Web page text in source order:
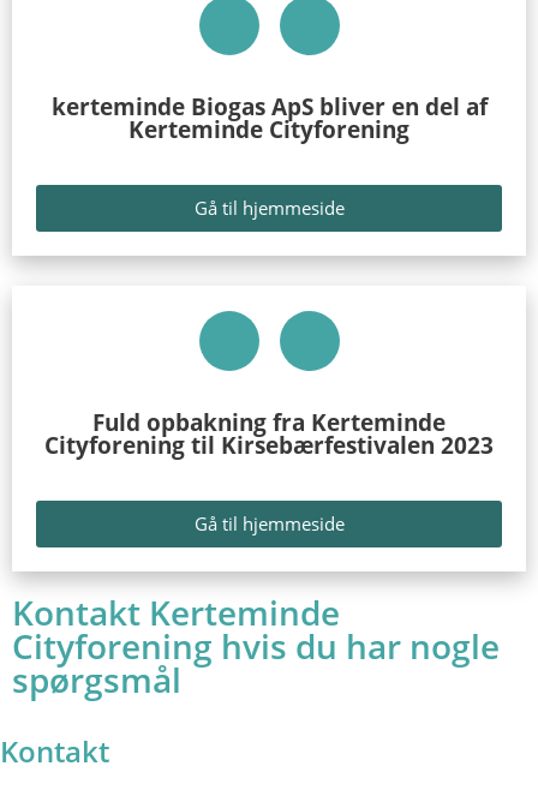
kerteminde Biogas ApS bliver en del af
Kerteminde Cityforening
Gå til hjemmeside
Fuld opbakning fra Kerteminde
Cityforening til Kirsebærfestivalen 2023
Gå til hjemmeside
Kontakt Kerteminde
Cityforening hvis du har nogle
spørgsmål
Kontakt